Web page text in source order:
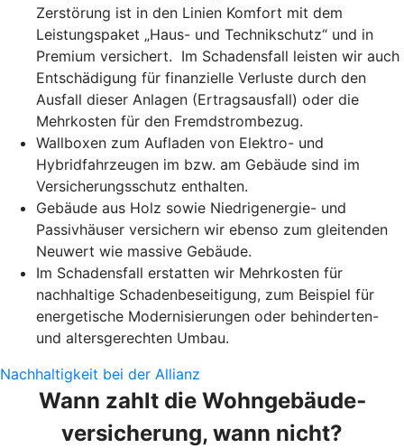
Zerstörung ist in den Linien Komfort mit dem
Leistungspaket „Haus- und Technikschutz“ und in
Premium versichert. Im Schadensfall leisten wir auch
Entschädigung für finanzielle Verluste durch den
Ausfall dieser Anlagen (Ertragsausfall) oder die
Mehrkosten für den Fremdstrombezug.
Wallboxen zum Aufladen von Elektro- und
Hybridfahrzeugen im bzw. am Gebäude sind im
Versicherungsschutz enthalten.
Gebäude aus Holz sowie Niedrigenergie- und
Passivhäuser versichern wir ebenso zum gleitenden
Neuwert wie massive Gebäude.
Im Schadensfall erstatten wir Mehrkosten für
nachhaltige Schadenbeseitigung, zum Beispiel für
energetische Modernisierungen oder behinderten-
und altersgerechten Umbau.
Nachhaltigkeit bei der Allianz
Wann zahlt die Wohngebäude­
versicherung, wann nicht?